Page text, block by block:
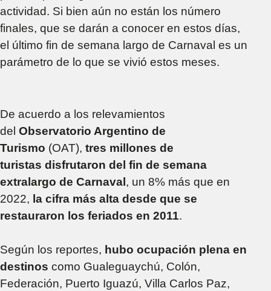
actividad. Si bien aún no están los número
finales, que se darán a conocer en estos días,
el último fin de semana largo de Carnaval es un
parámetro de lo que se vivió estos meses.
De acuerdo a los relevamientos
del Observatorio Argentino de
Turismo (OAT), tres millones de
turistas disfrutaron del fin de semana
extralargo de Carnaval , un 8% más que en
2022, la cifra más alta desde que se
restauraron los feriados en 2011.
Según los reportes, hubo ocupación plena en
destinos como Gualeguaychú, Colón,
Federación, Puerto Iguazú, Villa Carlos Paz,